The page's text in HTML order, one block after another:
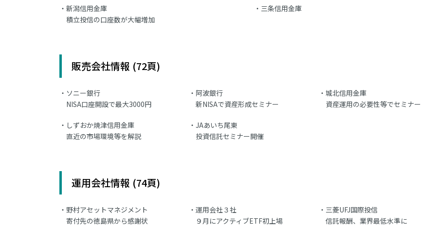
新潟信用金庫
積立投信の口座数が大幅増加
三条信用金庫
販売会社情報 (72頁)
ソニー銀行
NISA口座開設で最大3000円
阿波銀行
新NISAで資産形成セミナー
城北信用金庫
資産運用の必要性等でセミナー
しずおか焼津信用金庫
直近の市場環境等を解説
JAあいち尾東
投資信託セミナー開催
運用会社情報 (74頁)
野村アセットマネジメント
寄付先の徳島県から感謝状
運用会社３社
９月にアクティブETF初上場
三菱UFJ国際投信
信託報酬、業界最低水準に